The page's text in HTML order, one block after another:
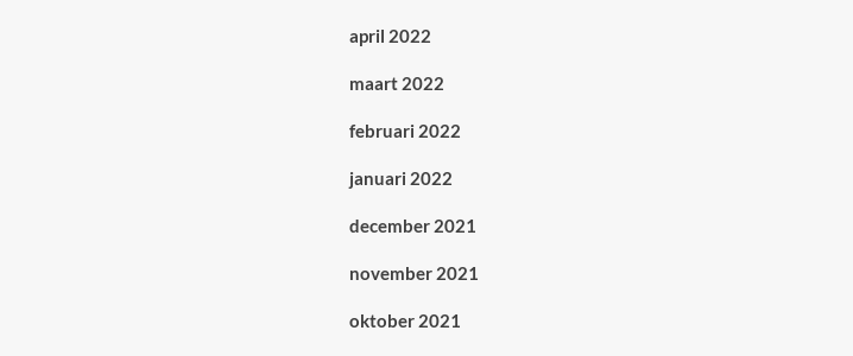
april 2022
maart 2022
februari 2022
januari 2022
december 2021
november 2021
oktober 2021